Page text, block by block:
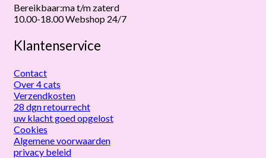
Bereikbaar:ma t/m zaterd
10.00-18.00 Webshop 24/7
Klantenservice
Contact
Over 4 cats
Verzendkosten
28 dgn retourrecht
uw klacht goed opgelost
Cookies
Algemene voorwaarden
privacy beleid